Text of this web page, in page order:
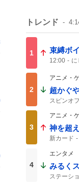
トレンド
1 束縛ボ
12:00 に
2
アニメ・
超かぐ
スピンオフ
超かぐや
3
アニメ・
神を超
新カード
4
エンタメ
みるく
ステーシ